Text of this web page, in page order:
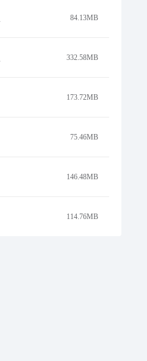
84.13MB
332.58MB
173.72MB
75.46MB
146.48MB
114.76MB